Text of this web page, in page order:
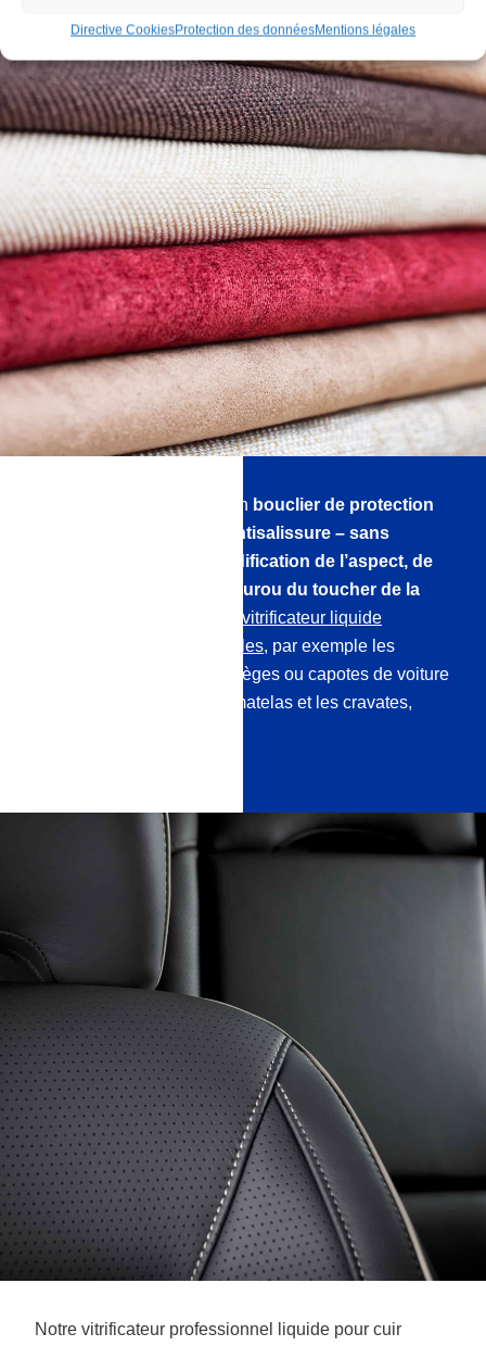
Directive CookiesProtection des donnéesMentions légales
Nos vitrificateurs forment un bouclier de protection
hydrofuge, oléofuge et antisalissure – sans
aucune altération ou modification de l’aspect, de
respirabilité, de la couleurou du toucher de la
vitrificateur liquide
professionnel pour les textiles, par exemple les
meubles rembourrés, les sièges ou capotes de voiture
en tissu, les parasols, les matelas et les cravates,
Notre vitrificateur professionnel liquide pour cuir